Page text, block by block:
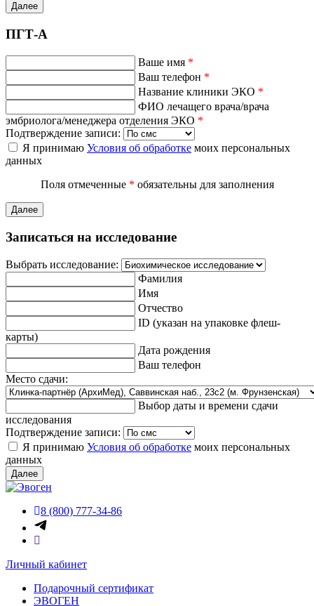
Далее
ПГТ-А
Ваше имя *
Ваш телефон *
Название клиники ЭКО *
ФИО лечащего врача/врача
эмбриолога/менеджера отделения ЭКО *
Подтверждение записи:
Я принимаю Условия об обработке моих персональных
данных
Поля отмеченные * обязательны для заполнения
Далее
Записаться на исследование
Выбрать исследование:
Фамилия
Имя
Отчество
ID (указан на упаковке флеш-
карты)
Дата рождения
Ваш телефон
Место сдачи:
Выбор даты и времени сдачи
исследования
Подтверждение записи:
Я принимаю Условия об обработке моих персональных
данных
Далее
8 (800) 777-34-86
Личный кабинет
Подарочный сертификат
ЭВОГЕН